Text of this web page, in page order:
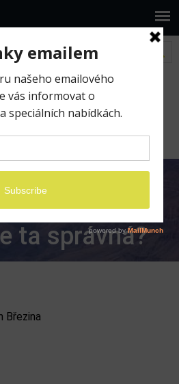
Den
je ta správná?
verze
ta správná?
Březina